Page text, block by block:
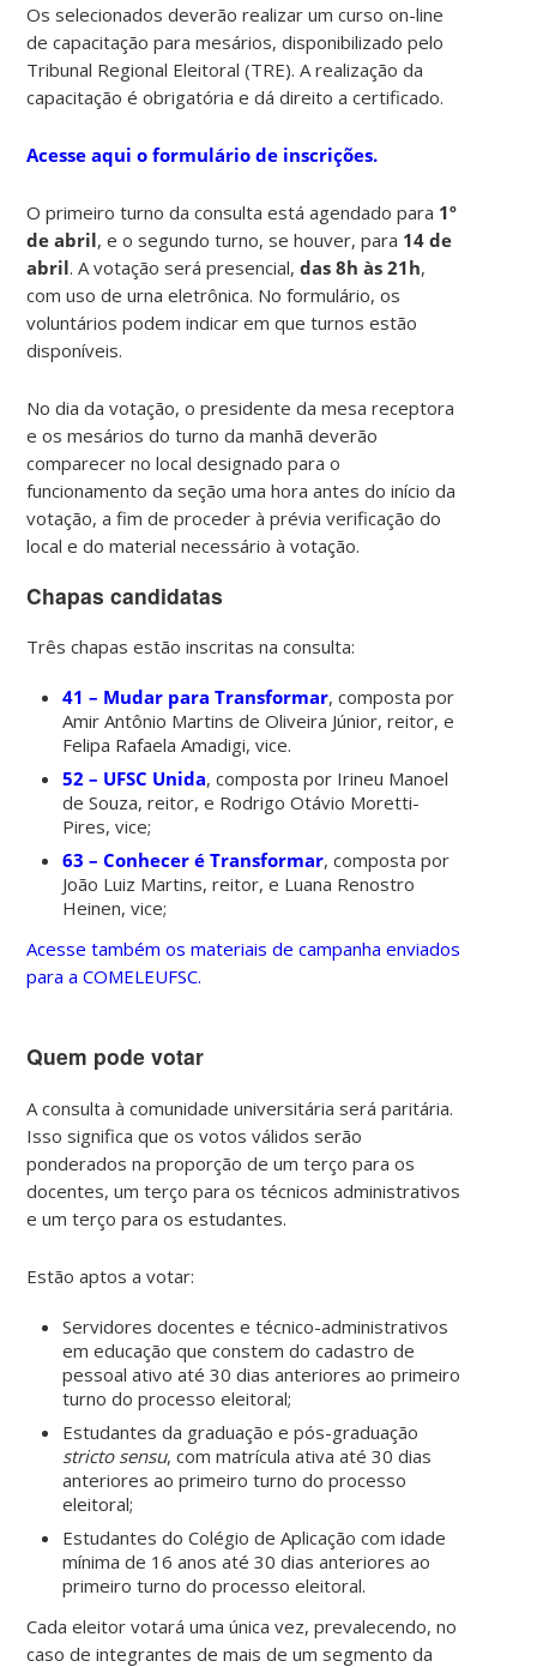
Os selecionados deverão realizar um curso on-line
de capacitação para mesários, disponibilizado pelo
Tribunal Regional Eleitoral (TRE). A realização da
capacitação é obrigatória e dá direito a certificado.
Acesse aqui o formulário de inscrições.
O primeiro turno da consulta está agendado para 1º
de abril, e o segundo turno, se houver, para 14 de
abril. A votação será presencial,das 8h às 21h,
com uso de urna eletrônica. No formulário, os
voluntários podem indicar em que turnos estão
disponíveis.
No dia da votação, o presidente da mesa receptora
e os mesários do turno da manhã deverão
comparecer no local designado para o
funcionamento da seção uma hora antes do início da
votação, a fim de proceder à prévia verificação do
local e do material necessário à votação.
Chapas candidatas
Três chapas estão inscritas na consulta:
41 – Mudar para Transformar, composta por
Amir Antônio Martins de Oliveira Júnior, reitor, e
Felipa Rafaela Amadigi, vice.
52 – UFSC Unida, composta por Irineu Manoel
de Souza, reitor, e Rodrigo Otávio Moretti-
Pires, vice;
63 – Conhecer é Transformar, composta por
João Luiz Martins, reitor, e Luana Renostro
Heinen, vice;
Acesse também os materiais de campanha enviados
para a COMELEUFSC.
Quem pode votar
A consulta à comunidade universitária será paritária.
Isso significa que os votos válidos serão
ponderados na proporção de um terço para os
docentes, um terço para os técnicos administrativos
e um terço para os estudantes.
Estão aptos a votar:
Servidores docentes e técnico-administrativos
em educação que constem do cadastro de
pessoal ativo até 30 dias anteriores ao primeiro
turno do processo eleitoral;
Estudantes da graduação e pós-graduação
stricto sensu, com matrícula ativa até 30 dias
anteriores ao primeiro turno do processo
eleitoral;
Estudantes do Colégio de Aplicação com idade
mínima de 16 anos até 30 dias anteriores ao
primeiro turno do processo eleitoral.
Cada eleitor votará uma única vez, prevalecendo, no
caso de integrantes de mais de um segmento da